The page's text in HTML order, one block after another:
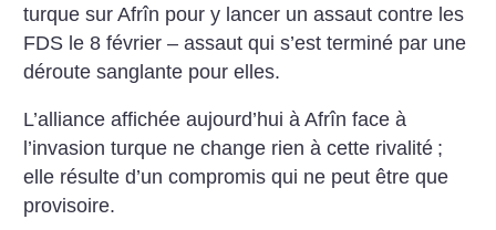
turque sur Afrîn pour y lancer un assaut contre les
FDS le 8 février – assaut qui s’est terminé par une
déroute sanglante pour elles.
L’alliance affichée aujourd’hui à Afrîn face à
l’invasion turque ne change rien à cette rivalité ;
elle résulte d’un compromis qui ne peut être que
provisoire.